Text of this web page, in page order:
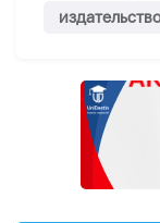
издательство